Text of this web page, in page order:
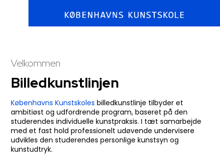
Velkommen​
Billedkunstlinjen
Københavns Kunstskoles billedkunstlinje tilbyder et
ambitiøst og udfordrende program, baseret på den
studerendes individuelle kunstpraksis. I tæt samarbejde
med et fast hold professionelt udøvende undervisere
udvikles den studerendes personlige kunstsyn og
kunstudtryk.